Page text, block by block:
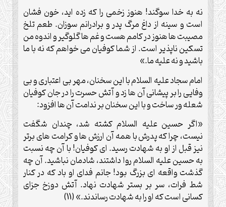
نه به خدا سوگند! هنوز زخمی را که زده اید، خون فشان
است و سینه از داغ مرگ پدر و برادرانم سوزان. طعم تلخ
مصیبت ها هنوز در کامم هست و غم ها گلوگیر و اندوه من
تسکین ناپذیر است. از شما کوفیان می خواهم که نه با ما
باشید و نه علیه ما.»
امام سجاد علیه السلام با این سخنان، مهر بی اعتباری و بی
وفایی را بر پیشانی آن ها زد و آتش حسرت را در جان کوفیان
شعله ور ساخت و با این سخنان بر ندامت آن ها افزود:
«اگر حسین علیه السلام کشته شد، چندان شگفت
نیست، چرا که پدرش با همه آن ارزش ها و کرامت های برتر
نیز قبل از او به شهادت رسید. ای کوفیان! با آن چه نسبت
به حسین علیه السلام روا داشتند، شادمان نباشید. آن چه
گذشت واقعه ای بزرگ بود! جانم فدای او باد که در کنار
شط فرات، سر بر بستر شهادت نهاد. آتش دوزخ جزای
کسانی است که او را به شهادت رساندند.» (11)